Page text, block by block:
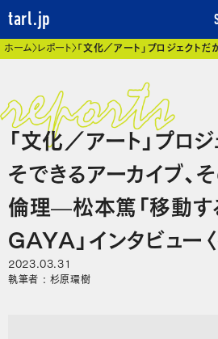
tarl.jp
現在位置
ホーム レポート 「文化／アート」プロジェクト
「文化／アート」プロ
そできるアーカイブ、
倫理—松本篤「移動す
GAYA」インタビュー
2023.03.31
執筆者 : 杉原環樹